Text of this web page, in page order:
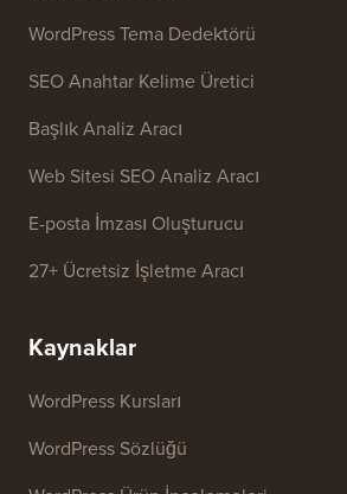
WordPress Tema Dedektörü
SEO Anahtar Kelime Üretici
Başlık Analiz Aracı
Web Sitesi SEO Analiz Aracı
E-posta İmzası Oluşturucu
27+ Ücretsiz İşletme Aracı
Kaynaklar
WordPress Kursları
WordPress Sözlüğü